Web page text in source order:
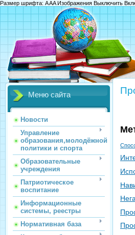
Размер шрифта: AAAИзображения Выключить
Меню сайта
Новости
Управление
образования,молодёжной
политики и спорта
Образовательные
учреждения
Патриотическое
воспитание
Информационные
системы, реестры
Нормативная база